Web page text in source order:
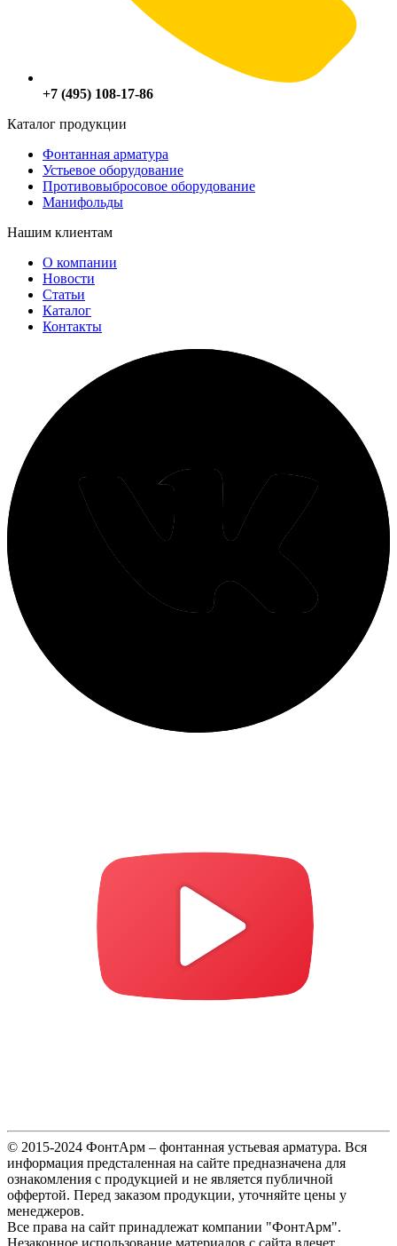
+7 (495) 108-17-86
Каталог продукции
Фонтанная арматура
Устьевое оборудование
Противовыбросовое оборудование
Манифольды
Нашим клиентам
О компании
Новости
Статьи
Каталог
Контакты
© 2015-2024 ФонтАрм – фонтанная устьевая арматура. Вся
информация предсталенная на сайте предназначена для
ознакомления с продукцией и не является публичной
оффертой. Перед заказом продукции, уточняйте цены у
менеджеров.
Все права на сайт принадлежат компании "ФонтАрм".
Незаконное использование материалов с сайта влечет